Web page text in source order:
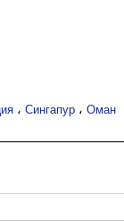
، Сингапур ، Оман